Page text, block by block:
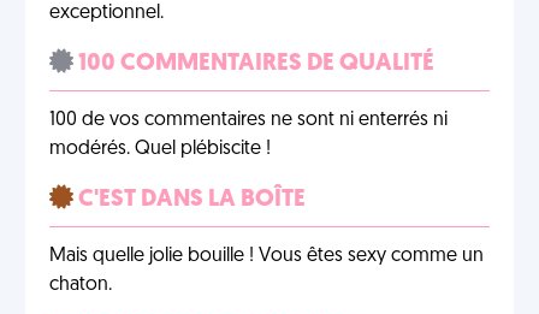
exceptionnel.
100 COMMENTAIRES DE QUALITÉ
100 de vos commentaires ne sont ni enterrés ni
modérés. Quel plébiscite !
C'EST DANS LA BOÎTE
Mais quelle jolie bouille ! Vous êtes sexy comme un
chaton.